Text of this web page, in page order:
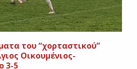
του “χορταστικού”
Οικουμένιος-
3-5